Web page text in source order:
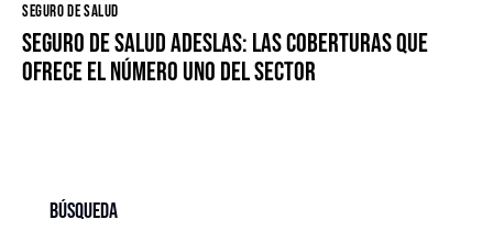
SEGURO DE SALUD
Seguro de salud Adeslas: las coberturas que
ofrece el número uno del sector
Búsqueda